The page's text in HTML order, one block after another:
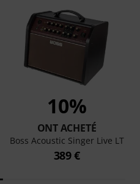
10%
ONT ACHETÉ
Boss Acoustic Singer Live LT
389 €